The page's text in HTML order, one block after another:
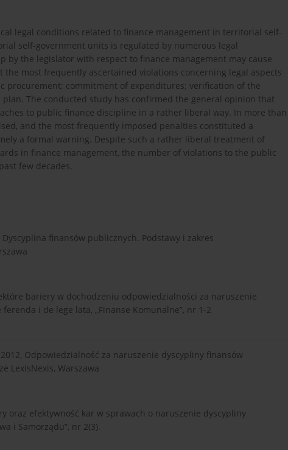
legal conditions related to finance management in territorial self-
self-government units is regulated by numerous legal
by the legislator with respect to finance management may cause
most frequently ascertained violations concerning legal aspects
procurement; commitment of expenditures; verification of the
The conducted study has confirmed the general opinion that
to public finance discipline in a rather liberal way. In more than
and the most frequently imposed penalties constituted a
a formal warning. Despite such a rather liberal treatment of
in finance management, the number of violations to the public
few decades.
Dyscyplina finansów publicznych. Podstawy i zakres
bariery w dochodzeniu odpowiedzialności za naruszenie
i de lege lata, „Finanse Komunalne”, nr 1-2
2012, Odpowiedzialność za naruszenie dyscypliny finansów
LexisNexis, Warszawa
oraz efektywność kar w sprawach o naruszenie dyscypliny
i Samorządu”, nr 2(3).